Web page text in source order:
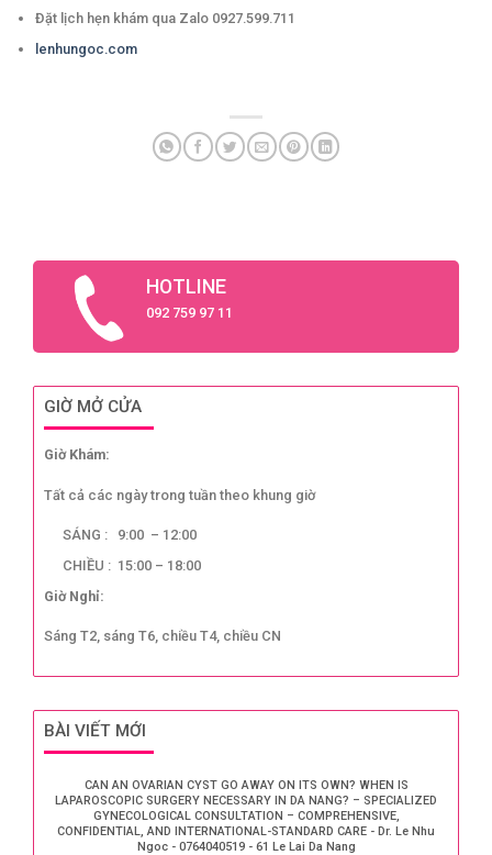
Đặt lịch hẹn khám qua Zalo 0927.599.711
lenhungoc.com
HOTLINE
092 759 97 11
GIỜ MỞ CỬA
Giờ Khám:
Tất cả các ngày trong tuần theo khung giờ
SÁNG : 9:00 – 12:00
CHIỀU : 15:00 – 18:00
Giờ Nghỉ:
Sáng T2, sáng T6, chiều T4, chiều CN
BÀI VIẾT MỚI
CAN AN OVARIAN CYST GO AWAY ON ITS OWN? WHEN IS
LAPAROSCOPIC SURGERY NECESSARY IN DA NANG? – SPECIALIZED
GYNECOLOGICAL CONSULTATION – COMPREHENSIVE,
CONFIDENTIAL, AND INTERNATIONAL-STANDARD CARE - Dr. Le Nhu
Ngoc - 0764040519 - 61 Le Lai Da Nang